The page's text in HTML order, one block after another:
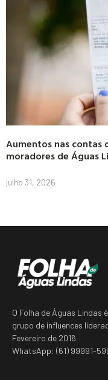
Aumentos nas contas
moradores de Águas
julho 31, 2026
O Folha de Águas Lindas
grupo de influences
Fevereiro de 2016
WhatsApp: (61) 99991-